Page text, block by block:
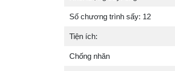
Số chương trình sấy: 12
Tiện ích:
Chống nhăn